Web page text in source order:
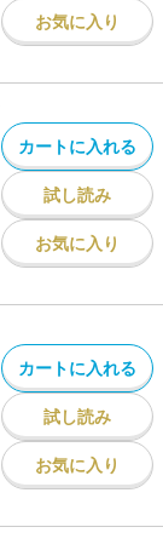
お気に入り
カートに入れる
試し読み
お気に入り
カートに入れる
試し読み
お気に入り